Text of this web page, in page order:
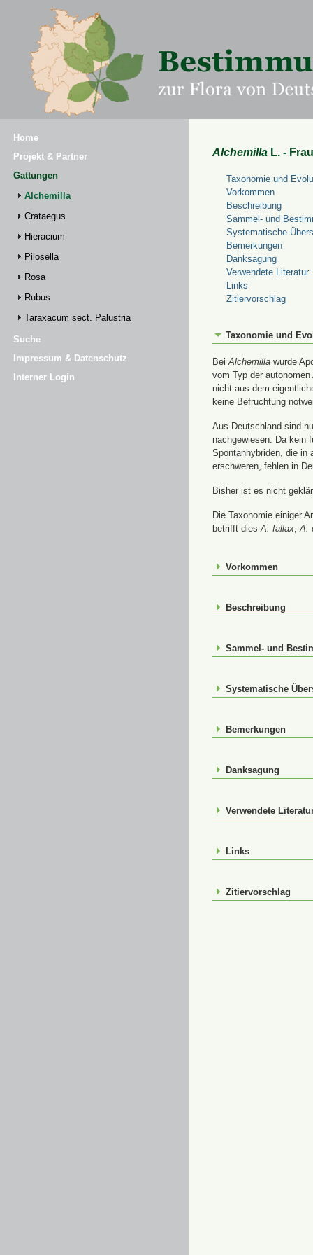
Home
Projekt & Partner
Gattungen
Alchemilla
Crataegus
Hieracium
Pilosella
Rosa
Rubus
Taraxacum sect. Palustria
Suche
Impressum & Datenschutz
Interner Login
Alchemilla L. -
Taxonomie und
Vorkommen
Beschreibung
Sammel- und
Systematische
Bemerkungen
Danksagung
Verwendete Literatur
Links
Zitiervorschlag
Taxonomie und
BeiAlchemilla wurde
vom Typ der
nicht aus dem
keine Befruchtung
Aus Deutschland sind
nachgewiesen. Da kein
Spontanhybriden, die in
erschweren, fehlen in
Bisher ist es nicht
Die Taxonomie einiger
betrifft diesA. fallax,A.
Vorkommen
Beschreibung
Sammel- und
Systematische
Bemerkungen
Danksagung
Verwendete
Links
Zitiervorschlag